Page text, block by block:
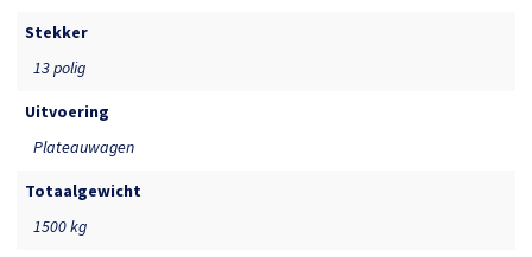
Stekker
13 polig
Uitvoering
Plateauwagen
Totaalgewicht
1500 kg